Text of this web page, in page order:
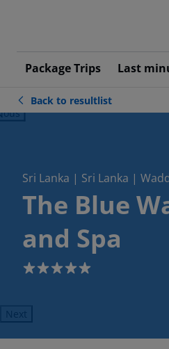
Package Trips Last
Back to resultlist
Sri Lanka | Sri Lanka |
The Blue
and Spa
5
Next